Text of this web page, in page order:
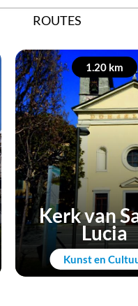
ROUTES
1.20 km
Kunst en
Kerk van
Lucia